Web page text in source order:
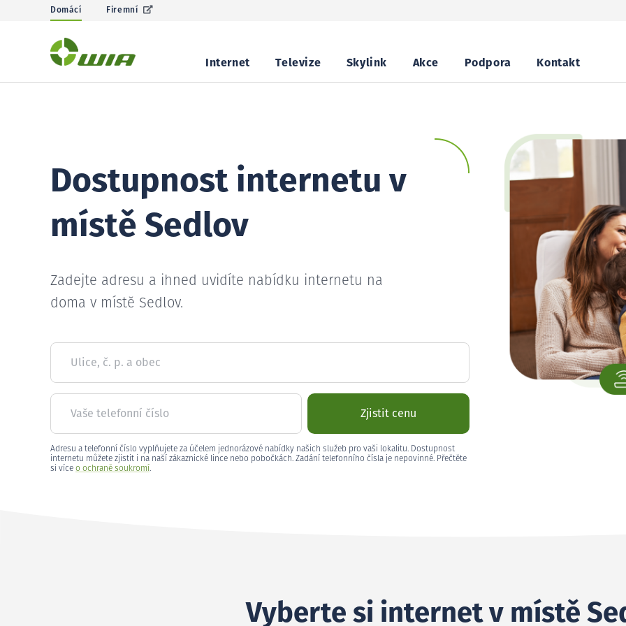
Domácí Firemní
Internet Televize Skylink Akce Podpora Kontakt
Dostupnost internetu v
místě Sedlov
Zadejte adresu a ihned uvidíte nabídku internetu na
doma v místě Sedlov.
Ulice, č. p. a obec
Vaše telefonní číslo Zjistit cenu
Adresu a telefonní číslo vyplňujete za účelem jednorázové nabídky našich služeb pro vaši lokalitu. Dostupnost
internetu můžete zjistit i na naší zákaznické lince nebo pobočkách. Zadání telefonního čísla je nepovinné. Přečtěte
si více o ochraně soukromí.
Vyberte si internet v místě